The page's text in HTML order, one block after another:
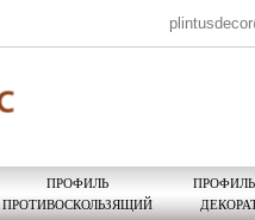
ПРОФИЛЬ
ПРОТИВОСКОЛЬЗЯЩИЙ